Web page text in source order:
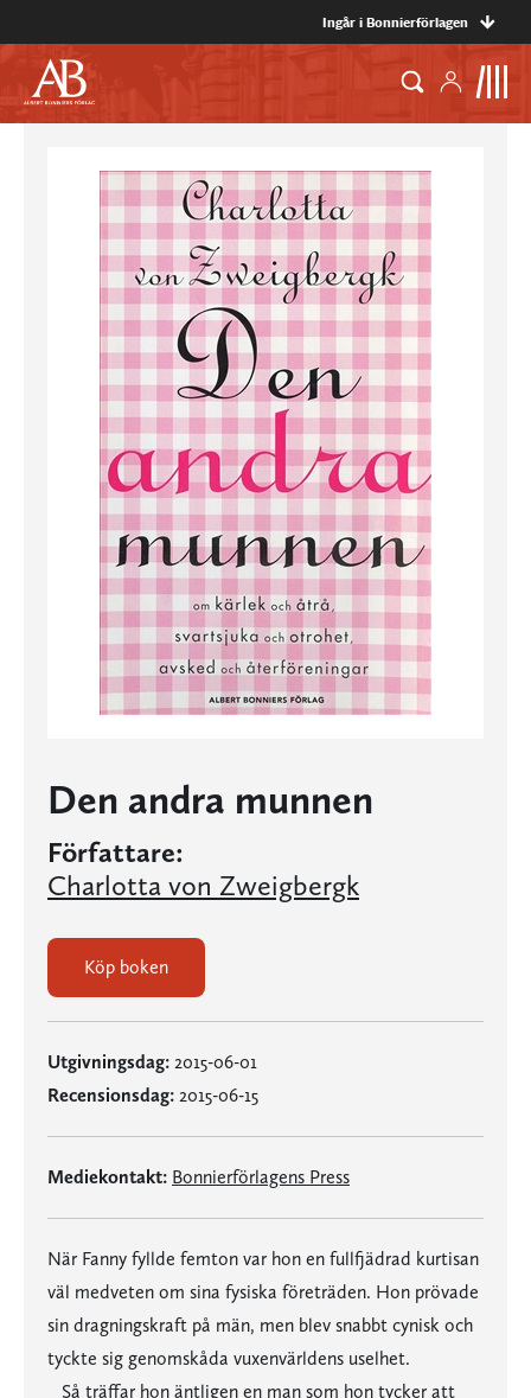
Ingår i Bonnierförlagen
Den andra munnen
Författare:
Charlotta von Zweigbergk
Köp boken
Utgivningsdag: 2015-06-01
Recensionsdag: 2015-06-15
Mediekontakt: Bonnierförlagens Press
När Fanny fyllde femton var hon en fullfjädrad kurtisan
väl medveten om sina fysiska företräden. Hon prövade
sin dragningskraft på män, men blev snabbt cynisk och
tyckte sig genomskåda vuxenvärldens uselhet.
Så träffar hon äntligen en man som hon tycker att